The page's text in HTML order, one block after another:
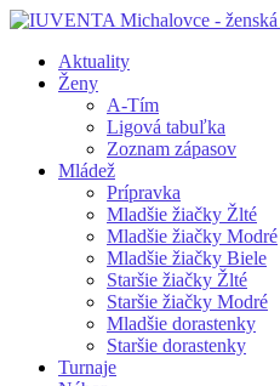
Aktuality
Ženy
A-Tím
Ligová tabuľka
Zoznam zápasov
Mládež
Prípravka
Mladšie žiačky Žlté
Mladšie žiačky Modré
Mladšie žiačky Biele
Staršie žiačky Žlté
Staršie žiačky Modré
Mladšie dorastenky
Staršie dorastenky
Turnaje